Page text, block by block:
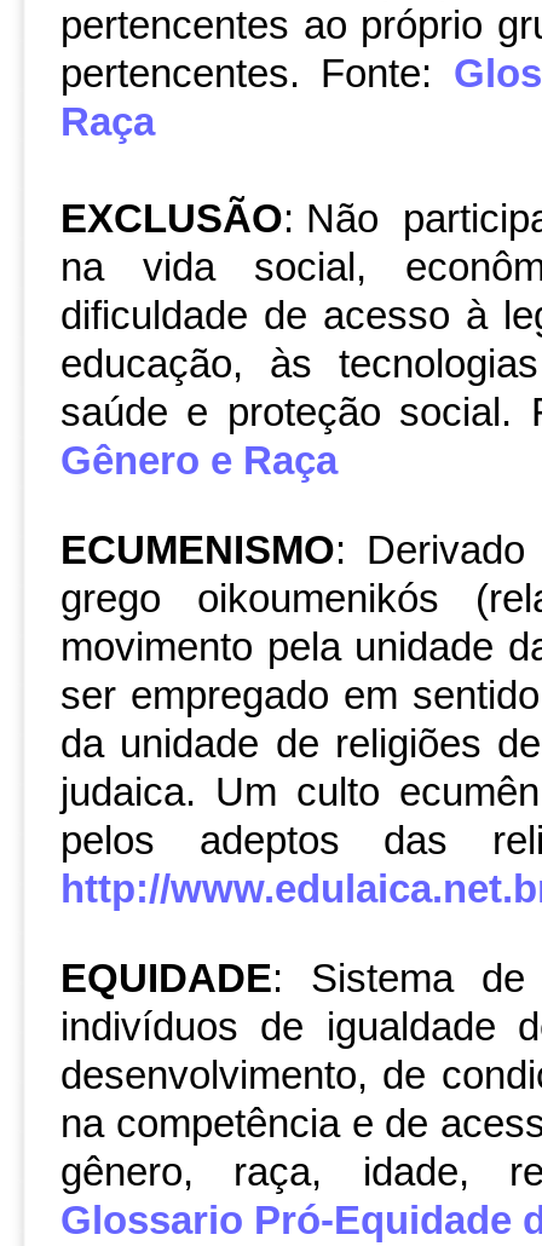
pertencentes ao próprio
pertencentes. Fonte:
Raça
EXCLUSÃO: Não
na vida social,
dificuldade de acesso à
educação, às
saúde e proteção social.
Gênero e Raça
ECUMENISMO:
grego oikoumenikós
movimento pela unidade
ser empregado em
da unidade de religiões
judaica. Um culto
pelos adeptos das
http://
EQUIDADE: Sistema de
indivíduos de igualdade
desenvolvimento, de
na competência e de
gênero, raça, idade,
Glossario Pró-Equidade